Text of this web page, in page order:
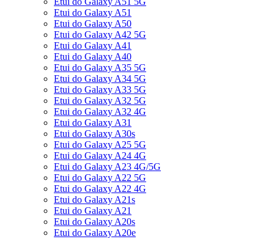
Etui do Galaxy A51
Etui do Galaxy A50
Etui do Galaxy A42 5G
Etui do Galaxy A41
Etui do Galaxy A40
Etui do Galaxy A35 5G
Etui do Galaxy A34 5G
Etui do Galaxy A33 5G
Etui do Galaxy A32 5G
Etui do Galaxy A32 4G
Etui do Galaxy A31
Etui do Galaxy A30s
Etui do Galaxy A25 5G
Etui do Galaxy A24 4G
Etui do Galaxy A23 4G/5G
Etui do Galaxy A22 5G
Etui do Galaxy A22 4G
Etui do Galaxy A21s
Etui do Galaxy A21
Etui do Galaxy A20s
Etui do Galaxy A20e